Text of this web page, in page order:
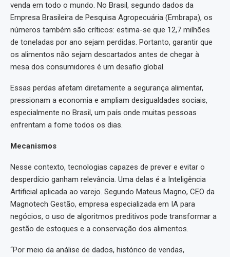
venda em todo o mundo. No Brasil, segundo dados da
Empresa Brasileira de Pesquisa Agropecuária (Embrapa), os
números também são críticos: estima-se que 12,7 milhões
de toneladas por ano sejam perdidas. Portanto, garantir que
os alimentos não sejam descartados antes de chegar à
mesa dos consumidores é um desafio global.
Essas perdas afetam diretamente a segurança alimentar,
pressionam a economia e ampliam desigualdades sociais,
especialmente no Brasil, um país onde muitas pessoas
enfrentam a fome todos os dias.
Mecanismos
Nesse contexto, tecnologias capazes de prever e evitar o
desperdício ganham relevância. Uma delas é a Inteligência
Artificial aplicada ao varejo. Segundo Mateus Magno, CEO da
Magnotech Gestão, empresa especializada em IA para
negócios, o uso de algoritmos preditivos pode transformar a
gestão de estoques e a conservação dos alimentos.
“Por meio da análise de dados, histórico de vendas,